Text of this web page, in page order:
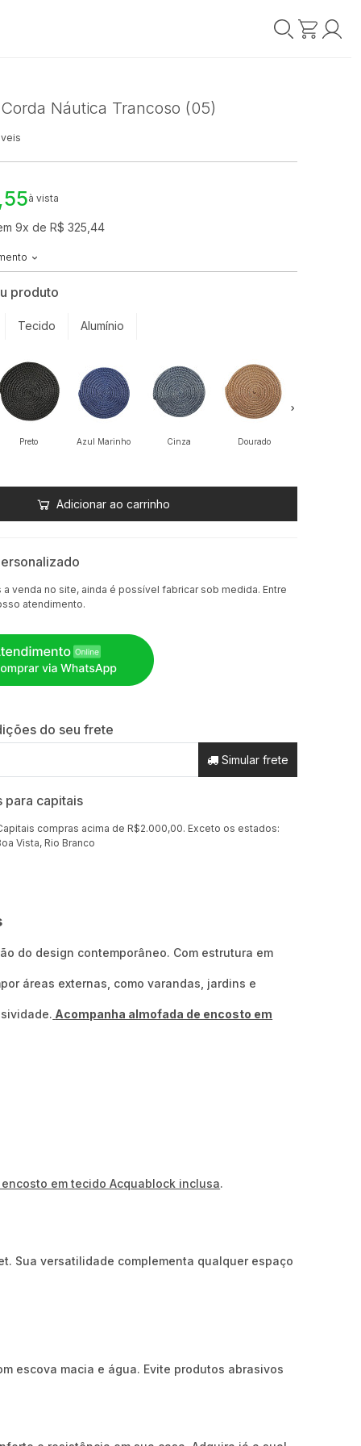
Náutica Trancoso (05)
à vista
9x de R$ 325,44
produto
Tecido Alumínio
Preto Azul Marinho Cinza Dourado
Adicionar ao carrinho
venda no site, ainda é possível fabricar sob medida. Entre
atendimento.
do seu frete
Simular frete
para capitais
compras acima de R$2.000,00. Exceto os estados:
Vista, Rio Branco
do design contemporâneo. Com estrutura em
áreas externas, como varandas, jardins e
Acompanha almofada de encosto em
em tecido Acquablock inclusa.
Sua versatilidade complementa qualquer espaço
escova macia e água. Evite produtos abrasivos